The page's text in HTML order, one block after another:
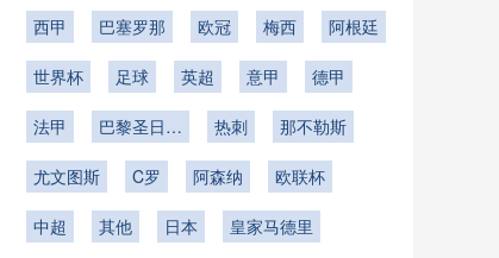
西甲 巴塞罗那 欧冠 梅西 阿根廷
世界杯 足球 英超 意甲 德甲
法甲
巴黎圣日耳
热刺 那不勒斯
尤文图斯 C罗 阿森纳 欧联杯
中超 其他 日本 皇家马德里